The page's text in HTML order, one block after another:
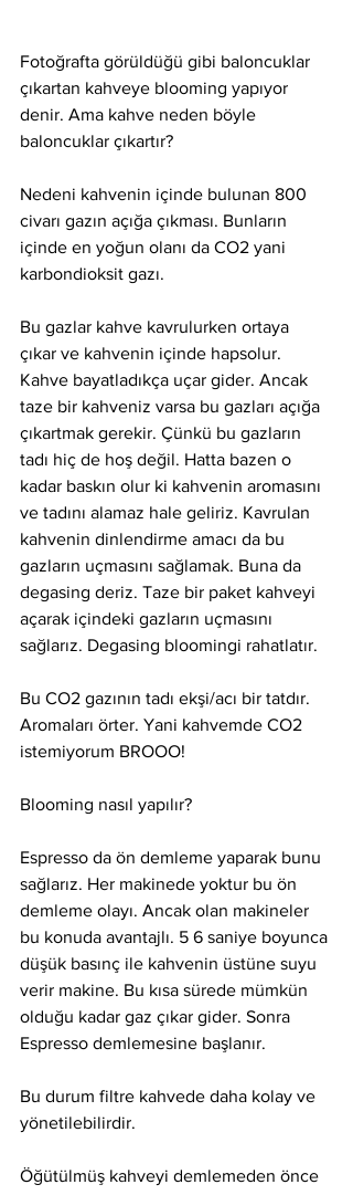
Fotoğrafta görüldüğü gibi baloncuklar
çıkartan kahveye blooming yapıyor
denir. Ama kahve neden böyle
baloncuklar çıkartır?
Nedeni kahvenin içinde bulunan 800
civarı gazın açığa çıkması. Bunların
içinde en yoğun olanı da CO2 yani
karbondioksit gazı.
Bu gazlar kahve kavrulurken ortaya
çıkar ve kahvenin içinde hapsolur.
Kahve bayatladıkça uçar gider. Ancak
taze bir kahveniz varsa bu gazları açığa
çıkartmak gerekir. Çünkü bu gazların
tadı hiç de hoş değil. Hatta bazen o
kadar baskın olur ki kahvenin aromasını
ve tadını alamaz hale geliriz. Kavrulan
kahvenin dinlendirme amacı da bu
gazların uçmasını sağlamak. Buna da
degasing deriz. Taze bir paket kahveyi
açarak içindeki gazların uçmasını
sağlarız. Degasing bloomingi rahatlatır.
Bu CO2 gazının tadı ekşi/acı bir tatdır.
Aromaları örter. Yani kahvemde CO2
istemiyorum BROOO!
Blooming nasıl yapılır?
Espresso da ön demleme yaparak bunu
sağlarız. Her makinede yoktur bu ön
demleme olayı. Ancak olan makineler
bu konuda avantajlı. 5 6 saniye boyunca
düşük basınç ile kahvenin üstüne suyu
verir makine. Bu kısa sürede mümkün
olduğu kadar gaz çıkar gider. Sonra
Espresso demlemesine başlanır.
Bu durum filtre kahvede daha kolay ve
yönetilebilirdir.
Öğütülmüş kahveyi demlemeden önce